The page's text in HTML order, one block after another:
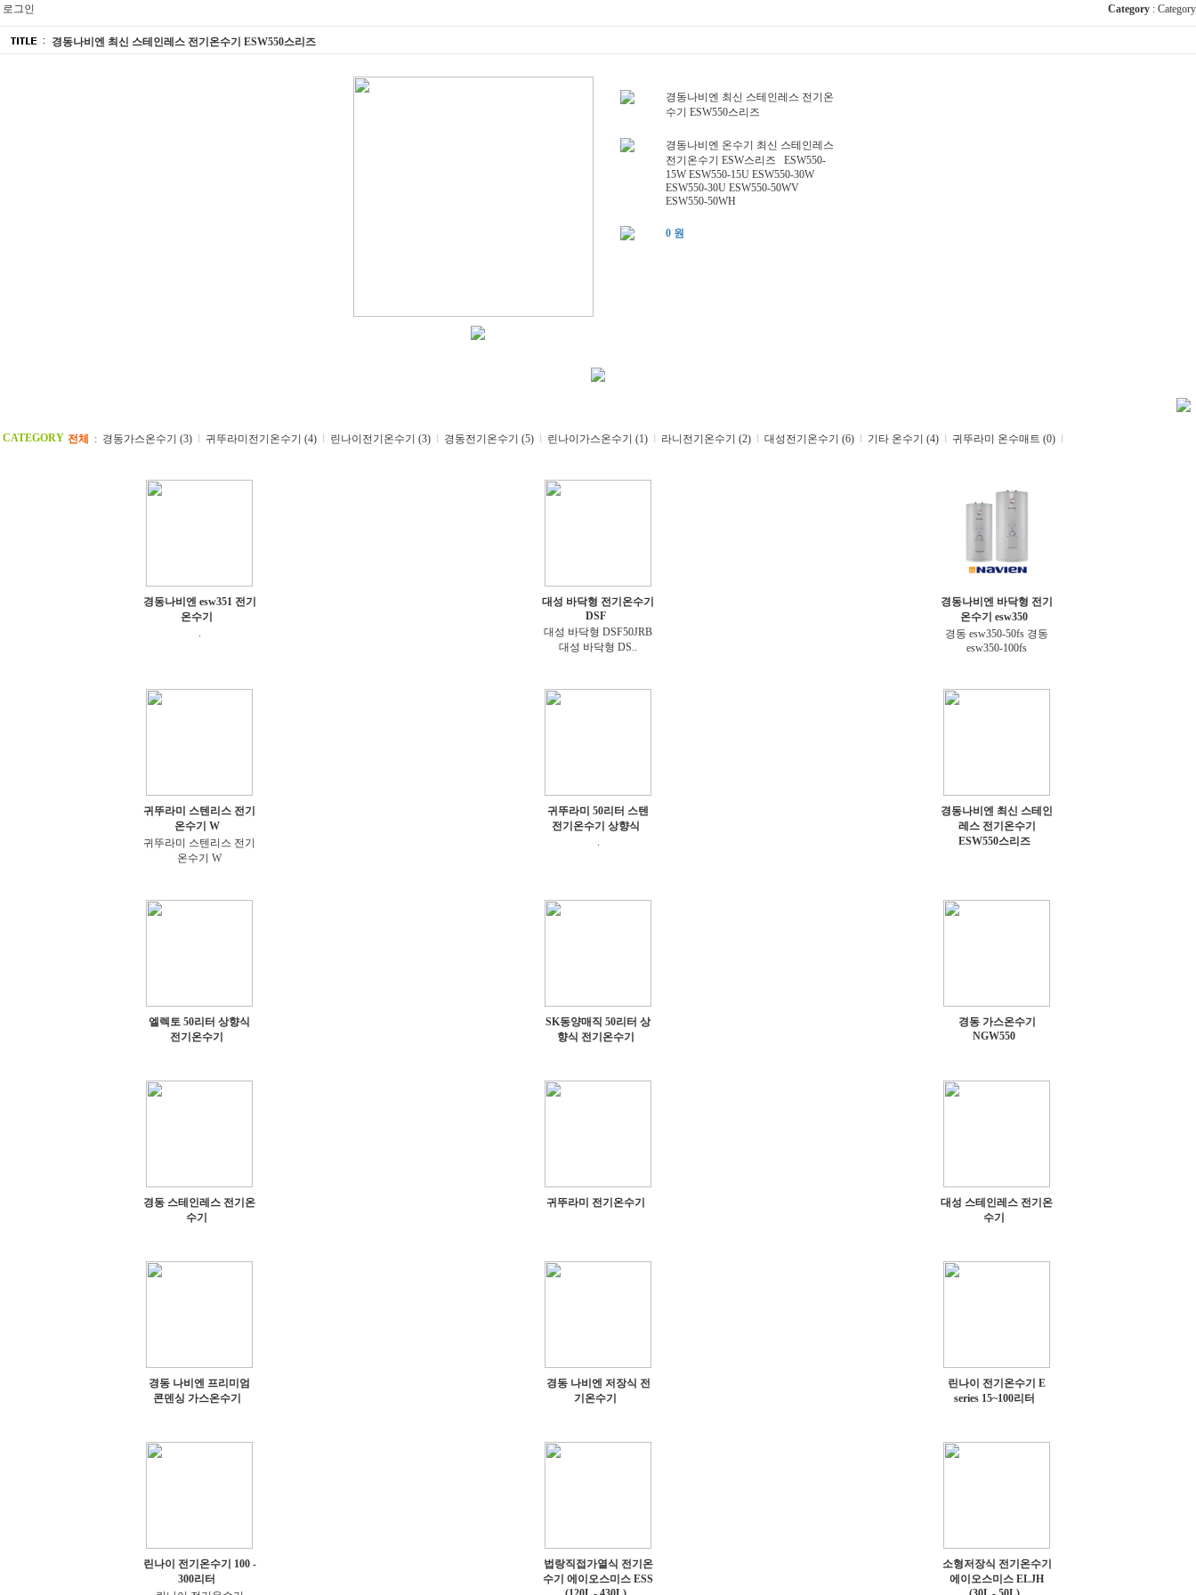
로그인 Category : Category
경동나비엔 최신 스테인레스 전기온수기 ESW550스리즈
경동나비엔 최신 스테인레스 전기온
수기 ESW550스리즈
경동나비엔 온수기 최신 스테인레스
전기온수기 ESW스리즈 ESW550-
15W ESW550-15U ESW550-30W
ESW550-30U ESW550-50WV
ESW550-50WH
0 원
CATEGORY 전체 : 경동가스온수기 (3) 귀뚜라미전기온수기 (4) 린나이전기온수기 (3) 경동전기온수기 (5) 린나이가스온수기 (1) 라니전기온수기 (2) 대성전기온수기 (6) 기타 온수기 (4) 귀뚜라미 온수매트 (0)
경동나비엔 esw351 전기
온수기
.
대성 바닥형 전기온수기
DSF
대성 바닥형 DSF50JRB
대성 바닥형 DS..
경동나비엔 바닥형 전기
온수기 esw350
경동 esw350-50fs 경동
esw350-100fs
귀뚜라미 스텐리스 전기
온수기 W
귀뚜라미 스텐리스 전기
온수기 W
귀뚜라미 50리터 스텐
전기온수기 상향식
.
경동나비엔 최신 스테인
레스 전기온수기
ESW550스리즈
엘렉토 50리터 상향식
전기온수기
SK동양매직 50리터 상
향식 전기온수기
경동 가스온수기
NGW550
경동 스테인레스 전기온
수기
귀뚜라미 전기온수기
대성 스테인레스 전기온
수기
경동 나비엔 프리미엄
콘덴싱 가스온수기
경동 나비엔 저장식 전
기온수기
린나이 전기온수기 E
series 15~100리터
린나이 전기온수기 100 -
300리터
법랑직접가열식 전기온
수기 에이오스미스 ESS
소형저장식 전기온수기
에이오스미스 ELJH